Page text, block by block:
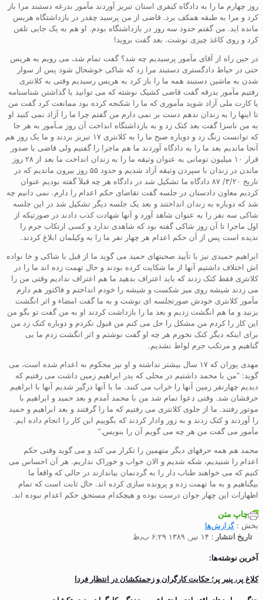
روز چهارم ما را به دادگاه کیفری استان تبریز آوردند مآمور بدرغه دستبند مرا باز
کرد و مرا به طبقه همکف برد. قاضی از من پرسید چقدر در بازداشتگاه هریس
مانده اید. من گفتم حدود سه روز در بازداشتگاه بودم. او هم به یک جایی تلفن
کرد و روی کاغذ چیزی نوشت. بعد گفت بروید!
در حین راه از آقای مآمور پرسیدیم چه شد؟ گفت تمام شد، می رویم به هریس
حتی در حیاط دادگستری دستبند مرا زد که شاکی خوشحال شود پس از سوار
شدن به ماشین دستبند همه ما را باز کرد به هریس رسیدیم وقتی به کلانتری
رفتیم مآمور بدرقه گفت قاضی کشیک نوشته که می توانید با گذاشتن شناسنامه
یا کارت ملی آزاد شوید مآموری که ما را شکنجه کرده بود ممانعت کرد گفت من
تا اینها را به زندان ندهم دست بر نمی دارم من گفتم چرا ما را آزاد نمی کنید او
به من ناسزا گفت بعد کتک زد و به بازداشتگاه انداخت آن روز مـآمور به هر جا
که توانست زنگ زد و دوباره صبح ما را به کلانتری ۱۷ تبریز بردند و ما یک روز هم
آنجا ماندیم بعد ما را به دادگاه آوردند ما هم ماجرا را گفتیم ولی قاضی با صدور
قرار ۱۰ میلیون تومانی به عنوان وثیقه ما را به زندان انداخت ما بعد از ۲۸ روز
ماندن در زندان با سپردن وثیقه آزاد شدیم و حدود ۵۵ روز بیرون ماندیم که در
تاریخ ۳/۲۰/ ۸۷ دادگاه ما تشکیل شد در دادگاه هر چه قبلآ گفته بودیم عنوان
کردیم معاون دادستان در جلسه گفت تقاضای حکم اعدام را دارم. نمی دانیم چه
شد که دوباره به زندان انداختند و بعد یک جلسه دیگر تشکیل شد در این جلسه
شاکی سه نفر را به عنوان شاهد آورد و آنها شهادت کذب دادند در صورتیکه از
اول ماجرا تا آن روز شاکی گفته بود که شاهدی ندارد و کسی ارتکاب جرم را
ندیده است پس از آن حکم اعدام هر چهار نفر ما را به وکیلمان ابلاغ کردند.
ابراهیم حمیدی نیز با تآیید صحبتهای حمید می گوید ما از قبل با شاکی و خا نواده
اش اختلاف داشتیم آنها از ما شکایت کرده بودند و حال تهمت زده اند ما را در
کلانتری فقط کتک زدند که باید اعتراف بدهید ما هم اعتراف ندادیم وقتی من را
می زدند شیشه روی میز شکست و شیشه را خودم انداختم و فاکتور هم دارم
مآمور کلانتری خودش صورتجلسه ای نوشت و به ما گفت امضاء و اثر انگشت
بزنید و ما هم انگشت زدیم و بعد ما را بازداشت کردند او به من گفت تو بگو من
این کار را کردم من مشکل را حل می کنم من قبول نکردم و دوباره کتک زد من
برای اینکه دیگر کتک نخورم هر چه او گفت نوشتم و اثر انگشت زدم ما بی
گناهیم و مرتکب جرم لواط نشدیم.
مهدی پوران که ۱۷ سال بیشتر نداشته و او نیز محکوم به اعدام شده است، می
گوید: “من با محمد داشتیم در محلی که پدر ابراهیم زمین داشت می رفتیم که
دیدیم چهارنفر زمین آنها را خراب می کنند. ما با آنها درگیر شدیم آنها با ابراهیم
حرفشان شد. وقتی دعوا تمام شد من با محمد آمدم و بعد حمید و ابراهیم با
موتور رفتند. ما از جلوی کلانتری می رفتیم که ما را گرفتند و بعد ابراهیم و حمید
را آوردند و کتک زدند و به زور وادار کردند که بگوییم این کار را انجام داده ایم.
مآمور می گفت من هر چه می گویم آن را بنویس.”
محمد هم همه حرفهای دیگر متهمین را تکرار می کند و می گوید وقتی حکم
اعدام را شنیدیم، شکه شدیم و الان خواب و خوراک نداریم. هر آن احساس می
کنیم که می خواهند طناب دار را به گردنمان بیاندازند در حالی که واقعآ ما
بیگناهیم و به ما تهمت زده و پرونده سازی کرده اند. حال ثابت است که تمام
اظهارات این چهار جوان درست بوده و هیچکدام مستحق حکم اعدام نبوده اند.
چاپ متن
بخش : گزارش‌ها
تاریخ انتشار : ۱۴ تیر, ۱۳۸۹ ۶:۲۹ ب٫ظ
آخرین نوشته‌ها:
کلاغ پر، پنیر پر؛ حکایت کارگران و زحمتکشان در انتظار فردا